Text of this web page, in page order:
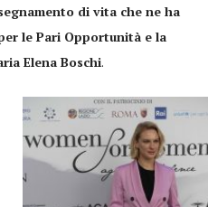
di vita che ne ha
le Pari Opportunità e la
Elena Boschi.